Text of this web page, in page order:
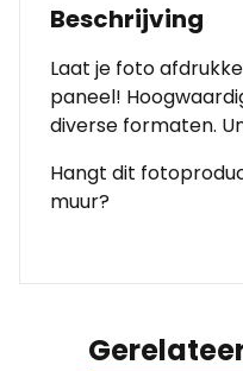
Beschrijving
Laat je foto
paneel!
diverse formaten.
Hangt dit
muur?